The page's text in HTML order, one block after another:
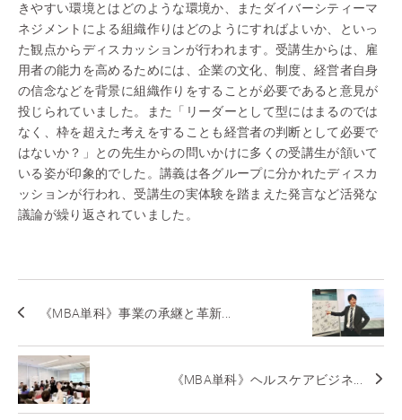
きやすい環境とはどのような環境か、またダイバーシティーマ
ネジメントによる組織作りはどのようにすればよいか、といっ
た観点からディスカッションが行われます。受講生からは、雇
用者の能力を高めるためには、企業の文化、制度、経営者自身
の信念などを背景に組織作りをすることが必要であると意見が
投じられていました。また「リーダーとして型にはまるのでは
なく、枠を超えた考えをすることも経営者の判断として必要で
はないか？」との先生からの問いかけに多くの受講生が頷いて
いる姿が印象的でした。講義は各グループに分かれたディスカ
ッションが行われ、受講生の実体験を踏まえた発言など活発な
議論が繰り返されていました。
《MBA単科》事業の承継と革新...
《MBA単科》ヘルスケアビジネ...